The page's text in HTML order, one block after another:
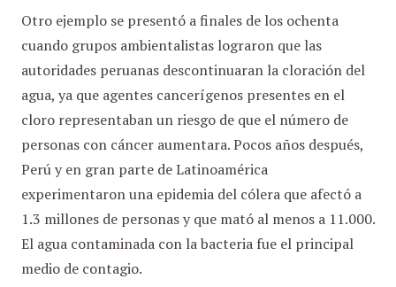
Otro ejemplo se presentó a finales de los ochenta
cuando grupos ambientalistas lograron que las
autoridades peruanas descontinuaran la cloración del
agua, ya que agentes cancerígenos presentes en el
cloro representaban un riesgo de que el número de
personas con cáncer aumentara. Pocos años después,
Perú y en gran parte de Latinoamérica
experimentaron una epidemia del cólera que afectó a
1.3 millones de personas y que mató al menos a 11.000.
El agua contaminada con la bacteria fue el principal
medio de contagio.